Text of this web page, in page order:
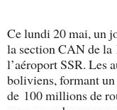
Ce lundi 20 mai, un
la section CAN de
l’aéroport SSR. Les
boliviens, formant un
de 100 millions de